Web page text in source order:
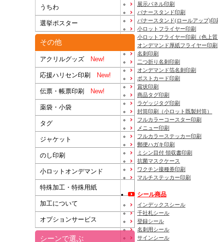
うちわ
選挙ポスター
その他
アクリルグッズ New!
応援ハリセン印刷 New!
伝票・帳票印刷 New!
薬袋・小袋
タグ
ジャケット
のし印刷
小ロットオンデマンド
特殊加工・特殊用紙
加工について
オプションサービス
シーンで選ぶ
展示パネル印刷
バナースタンド印刷
バナースタンド(ロールアップ)印
小ロットフライヤー印刷
小ロットフライヤー印刷（色上
オンデマンド厚紙フライヤー印刷
名刺印刷
二つ折り名刺印刷
オンデマンド箔名刺印刷
ポストカード印刷
賞状印刷
商品タグ印刷
ラゲッジタグ印刷
封筒印刷
（小ロット既製封筒）
フルカラーコースター印刷
メニュー印刷
フルカラーステッカー印刷
郵便ハガキ印刷
ミシン目付 領収書印刷
抗菌マスクケース
ワクチン接種券印刷
マルチステッカー印刷
シール商品
インデックスシール
千社札シール
登録シール
名刺用シール
サインシール